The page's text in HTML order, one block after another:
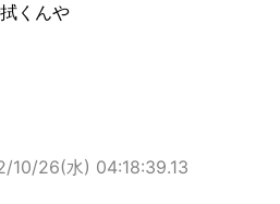
くんや
10/26(水) 04:18:39.13